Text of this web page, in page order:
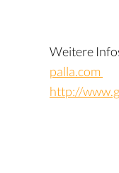
Weitere
palla.com
http://